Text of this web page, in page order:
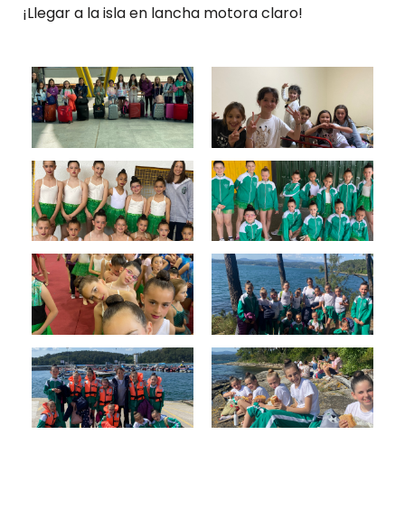
¡Llegar a la isla en lancha motora claro!